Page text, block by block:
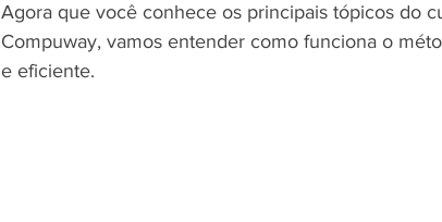
Agora que você conhece os principais tópicos do
Compuway, vamos entender como funciona o
e eficiente.